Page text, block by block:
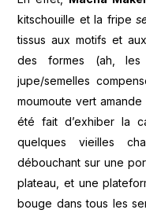
kitschouille et la fripe
tissus aux motifs et
des formes (ah,
jupe/semelles
moumoute vert
été fait d’exhiber la
quelques vieilles
débouchant sur une
plateau, et une
bouge dans tous les